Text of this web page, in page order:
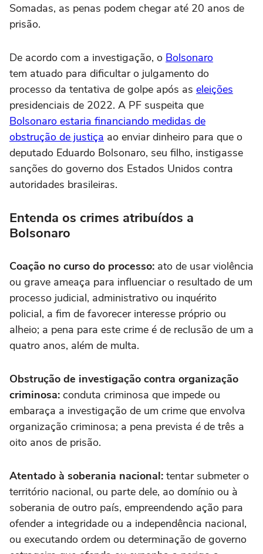
Somadas, as penas podem chegar até 20 anos de
prisão.
De acordo com a investigação, o Bolsonaro
tem atuado para dificultar o julgamento do
processo da tentativa de golpe após as eleições
presidenciais de 2022. A PF suspeita que
Bolsonaro estaria financiando medidas de
obstrução de justiça ao enviar dinheiro para que o
deputado Eduardo Bolsonaro, seu filho, instigasse
sanções do governo dos Estados Unidos contra
autoridades brasileiras.
Entenda os crimes atribuídos a
Bolsonaro
Coação no curso do processo: ato de usar violência
ou grave ameaça para influenciar o resultado de um
processo judicial, administrativo ou inquérito
policial, a fim de favorecer interesse próprio ou
alheio; a pena para este crime é de reclusão de um a
quatro anos, além de multa.
Obstrução de investigação contra organização
criminosa: conduta criminosa que impede ou
embaraça a investigação de um crime que envolva
organização criminosa; a pena prevista é de três a
oito anos de prisão.
Atentado à soberania nacional: tentar submeter o
território nacional, ou parte dele, ao domínio ou à
soberania de outro país, empreendendo ação para
ofender a integridade ou a independência nacional,
ou executando ordem ou determinação de governo